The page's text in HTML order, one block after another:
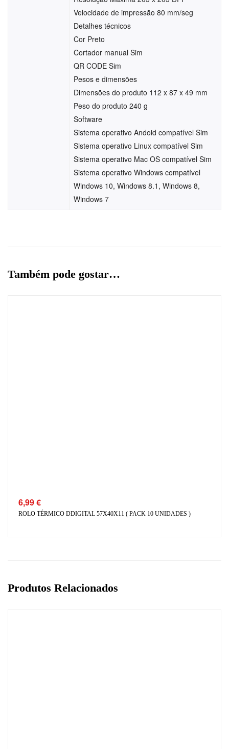
Velocidade de impressão 80 mm/seg
Detalhes técnicos
Cor Preto
Cortador manual Sim
QR CODE Sim
Pesos e dimensões
Dimensões do produto 112 x 87 x 49 mm
Peso do produto 240 g
Software
Sistema operativo Andoid compatível Sim
Sistema operativo Linux compatível Sim
Sistema operativo Mac OS compatível Sim
Sistema operativo Windows compatível
Windows 10, Windows 8.1, Windows 8,
Windows 7
Também pode gostar…
6,99€
ROLO TÉRMICO DDIGITAL 57X40X11 ( PACK 10 UNIDADES )
Produtos Relacionados